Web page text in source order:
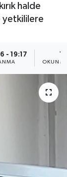
halde
yetkililere
- 19:17 1
ve Fikstür